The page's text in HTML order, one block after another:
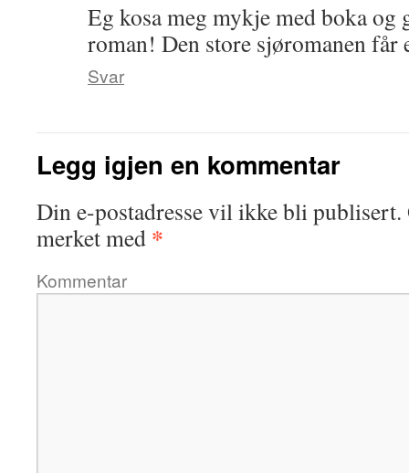
Eg kosa meg mykje med boka og
roman! Den store sjøromanen får
Svar
Legg igjen en kommentar
Din e-postadresse vil ikke bli publisert.
merket med *
Kommentar